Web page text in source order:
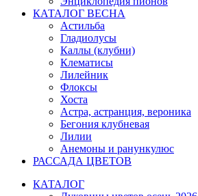
КАТАЛОГ ВЕСНА
Астильба
Гладиолусы
Каллы (клубни)
Клематисы
Лилейник
Флоксы
Хоста
Астра, астранция, вероника
Бегония клубневая
Лилии
Анемоны и ранункулюс
РАССАДА ЦВЕТОВ
КАТАЛОГ